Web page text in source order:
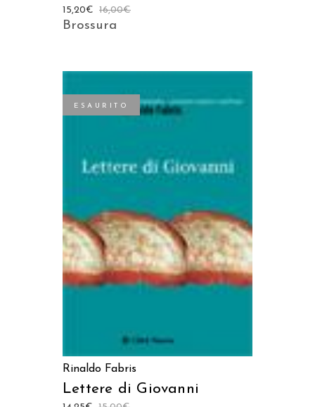
16,00€
15,20€
Brossura
ESAURITO
LEGGI TUTTO
Rinaldo Fabris
Lettere di Giovanni